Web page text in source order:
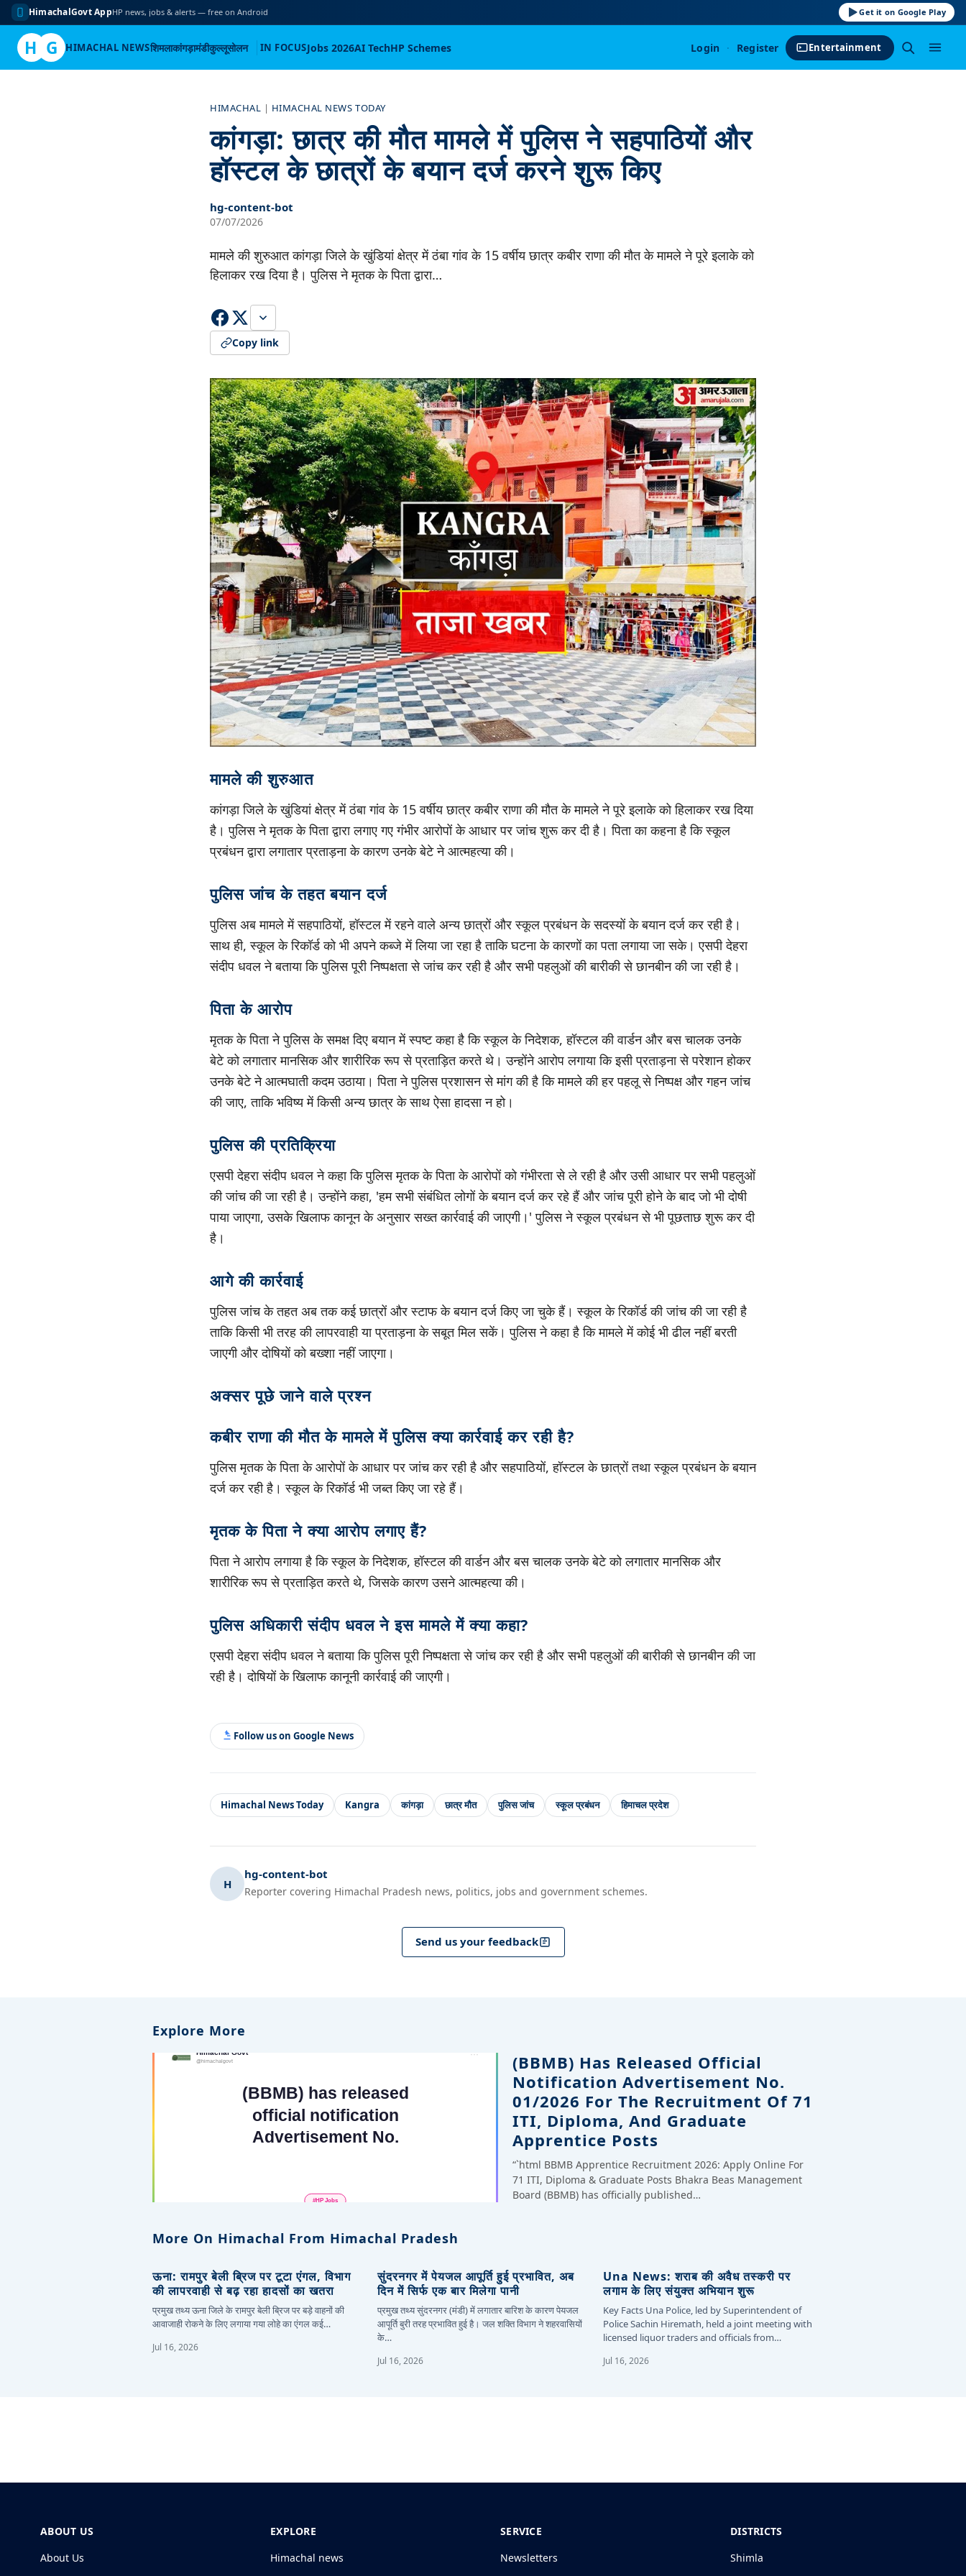
HimachalGovt AppHP news, jobs & alerts — free on Android Get it on Google Play
H G HIMACHAL NEWSशिमलाकांगड़ामंडीकुल्लूसोलन IN FOCUSJobs 2026AI TechHP Schemes Login · Register Entertainment
HIMACHAL | HIMACHAL NEWS TODAY
कांगड़ा: छात्र की मौत मामले में पुलिस ने सहपाठियों और
हॉस्टल के छात्रों के बयान दर्ज करने शुरू किए
hg-content-bot
07/07/2026
मामले की शुरुआत कांगड़ा जिले के खुंडियां क्षेत्र में ठंबा गांव के 15 वर्षीय छात्र कबीर राणा की मौत के मामले ने पूरे इलाके को
हिलाकर रख दिया है। पुलिस ने मृतक के पिता द्वारा…
Copy link
मामले की शुरुआत
कांगड़ा जिले के खुंडियां क्षेत्र में ठंबा गांव के 15 वर्षीय छात्र कबीर राणा की मौत के मामले ने पूरे इलाके को हिलाकर रख दिया
है। पुलिस ने मृतक के पिता द्वारा लगाए गए गंभीर आरोपों के आधार पर जांच शुरू कर दी है। पिता का कहना है कि स्कूल
प्रबंधन द्वारा लगातार प्रताड़ना के कारण उनके बेटे ने आत्महत्या की।
पुलिस जांच के तहत बयान दर्ज
पुलिस अब मामले में सहपाठियों, हॉस्टल में रहने वाले अन्य छात्रों और स्कूल प्रबंधन के सदस्यों के बयान दर्ज कर रही है।
साथ ही, स्कूल के रिकॉर्ड को भी अपने कब्जे में लिया जा रहा है ताकि घटना के कारणों का पता लगाया जा सके। एसपी देहरा
संदीप धवल ने बताया कि पुलिस पूरी निष्पक्षता से जांच कर रही है और सभी पहलुओं की बारीकी से छानबीन की जा रही है।
पिता के आरोप
मृतक के पिता ने पुलिस के समक्ष दिए बयान में स्पष्ट कहा है कि स्कूल के निदेशक, हॉस्टल की वार्डन और बस चालक उनके
बेटे को लगातार मानसिक और शारीरिक रूप से प्रताड़ित करते थे। उन्होंने आरोप लगाया कि इसी प्रताड़ना से परेशान होकर
उनके बेटे ने आत्मघाती कदम उठाया। पिता ने पुलिस प्रशासन से मांग की है कि मामले की हर पहलू से निष्पक्ष और गहन जांच
की जाए, ताकि भविष्य में किसी अन्य छात्र के साथ ऐसा हादसा न हो।
पुलिस की प्रतिक्रिया
एसपी देहरा संदीप धवल ने कहा कि पुलिस मृतक के पिता के आरोपों को गंभीरता से ले रही है और उसी आधार पर सभी पहलुओं
की जांच की जा रही है। उन्होंने कहा, 'हम सभी संबंधित लोगों के बयान दर्ज कर रहे हैं और जांच पूरी होने के बाद जो भी दोषी
पाया जाएगा, उसके खिलाफ कानून के अनुसार सख्त कार्रवाई की जाएगी।' पुलिस ने स्कूल प्रबंधन से भी पूछताछ शुरू कर दी
है।
आगे की कार्रवाई
पुलिस जांच के तहत अब तक कई छात्रों और स्टाफ के बयान दर्ज किए जा चुके हैं। स्कूल के रिकॉर्ड की जांच की जा रही है
ताकि किसी भी तरह की लापरवाही या प्रताड़ना के सबूत मिल सकें। पुलिस ने कहा है कि मामले में कोई भी ढील नहीं बरती
जाएगी और दोषियों को बख्शा नहीं जाएगा।
अक्सर पूछे जाने वाले प्रश्न
कबीर राणा की मौत के मामले में पुलिस क्या कार्रवाई कर रही है?
पुलिस मृतक के पिता के आरोपों के आधार पर जांच कर रही है और सहपाठियों, हॉस्टल के छात्रों तथा स्कूल प्रबंधन के बयान
दर्ज कर रही है। स्कूल के रिकॉर्ड भी जब्त किए जा रहे हैं।
मृतक के पिता ने क्या आरोप लगाए हैं?
पिता ने आरोप लगाया है कि स्कूल के निदेशक, हॉस्टल की वार्डन और बस चालक उनके बेटे को लगातार मानसिक और
शारीरिक रूप से प्रताड़ित करते थे, जिसके कारण उसने आत्महत्या की।
पुलिस अधिकारी संदीप धवल ने इस मामले में क्या कहा?
एसपी देहरा संदीप धवल ने बताया कि पुलिस पूरी निष्पक्षता से जांच कर रही है और सभी पहलुओं की बारीकी से छानबीन की जा
रही है। दोषियों के खिलाफ कानूनी कार्रवाई की जाएगी।
Follow us on Google News
Himachal News Today Kangra कांगड़ा छात्र मौत पुलिस जांच स्कूल प्रबंधन हिमाचल प्रदेश
H
hg-content-bot
Reporter covering Himachal Pradesh news, politics, jobs and government schemes.
Send us your feedback
Explore More
(BBMB) Has Released Official
Notification Advertisement No.
01/2026 For The Recruitment Of 71
ITI, Diploma, And Graduate
Apprentice Posts
“`html BBMB Apprentice Recruitment 2026: Apply Online For
71 ITI, Diploma & Graduate Posts Bhakra Beas Management
Board (BBMB) has officially published…
More On Himachal From Himachal Pradesh
ऊना: रामपुर बेली ब्रिज पर टूटा एंगल, विभाग
की लापरवाही से बढ़ रहा हादसों का खतरा
प्रमुख तथ्य ऊना जिले के रामपुर बेली ब्रिज पर बड़े वाहनों की
आवाजाही रोकने के लिए लगाया गया लोहे का एंगल कई…
Jul 16, 2026
सुंदरनगर में पेयजल आपूर्ति हुई प्रभावित, अब
दिन में सिर्फ एक बार मिलेगा पानी
प्रमुख तथ्य सुंदरनगर (मंडी) में लगातार बारिश के कारण पेयजल
आपूर्ति बुरी तरह प्रभावित हुई है। जल शक्ति विभाग ने शहरवासियों
के…
Jul 16, 2026
Una News: शराब की अवैध तस्करी पर
लगाम के लिए संयुक्त अभियान शुरू
Key Facts Una Police, led by Superintendent of
Police Sachin Hiremath, held a joint meeting with
licensed liquor traders and officials from…
Jul 16, 2026
ABOUT US
About Us
EXPLORE
Himachal news
SERVICE
Newsletters
DISTRICTS
Shimla